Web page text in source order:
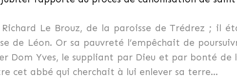
Richard Le Brouz, de la paroisse de Trédrez ; il
de Léon. Or sa pauvreté l’empêchait de
Dom Yves, le suppliant par Dieu et par bonté de
cet abbé qui cherchait à lui enlever sa terre…